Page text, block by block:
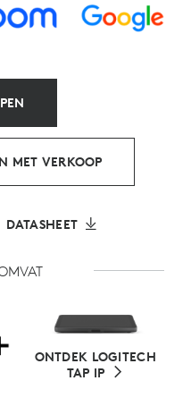
MET VERKOOP
DATASHEET
ONTDEK LOGITECH
TAP IP